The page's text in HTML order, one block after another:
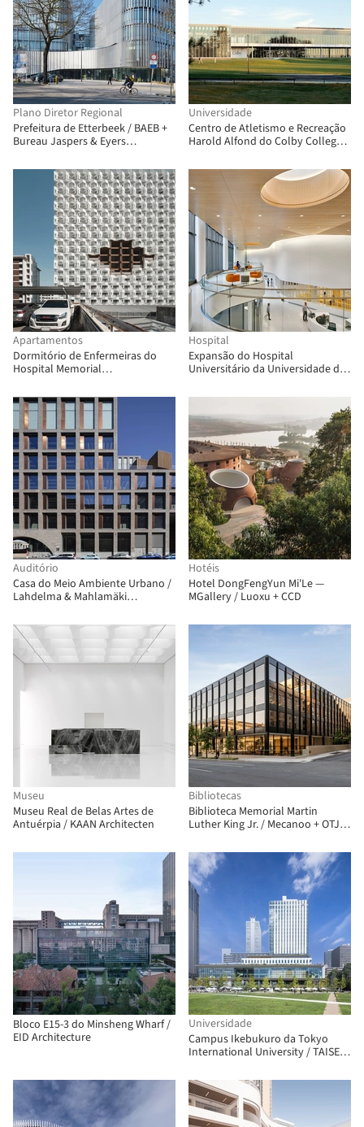
Plano Diretor Regional
Prefeitura de Etterbeek / BAEB +
Bureau Jaspers & Eyers
Universidade
Centro de Atletismo e Recreação
Harold Alfond do Colby College /
Apartamentos
Dormitório de Enfermeiras do
Hospital Memorial
Hospital
Expansão do Hospital
Universitário da Universidade da
Auditório
Casa do Meio Ambiente Urbano /
Lahdelma & Mahlamäki
Hotéis
Hotel DongFengYun Mi'Le —
MGallery / Luoxu + CCD
Museu
Museu Real de Belas Artes de
Antuérpia / KAAN Architecten
Bibliotecas
Biblioteca Memorial Martin
Luther King Jr. / Mecanoo + OTJ
Bloco E15-3 do Minsheng Wharf /
EID Architecture
Universidade
Campus Ikebukuro da Tokyo
International University / TAISEI
Engineers